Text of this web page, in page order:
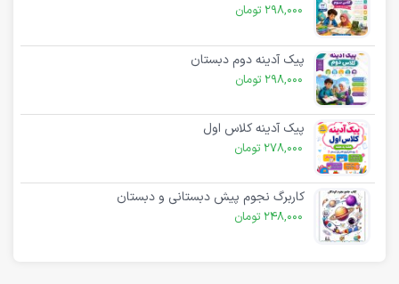
298,000 تومان
پیک آدینه دوم دبستان
298,000 تومان
پیک آدینه کلاس اول
278,000 تومان
کاربرگ نجوم پیش دبستانی و دبستان
248,000 تومان